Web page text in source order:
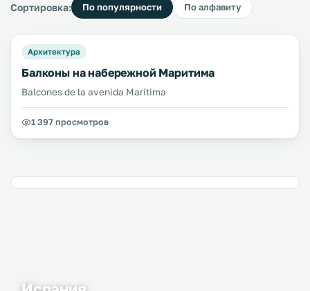
Сортировка: По популярности По алфавиту
Архитектура
Балконы на набережной Маритима
Balcones de la avenida Maritima
1 397 просмотров